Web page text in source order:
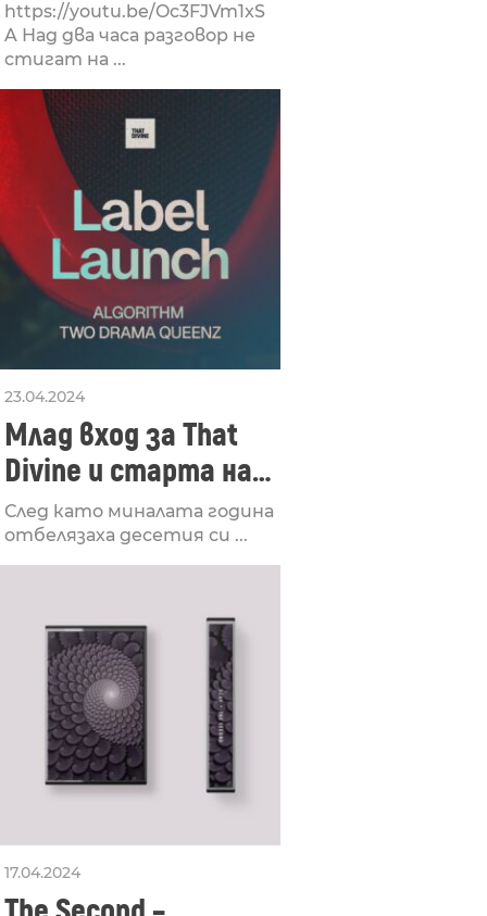
https://youtu.be/Oc3FJVm1xS
A Над два часа разговор не
стигат на ...
23.04.2024
Млад вход за That
Divine и старта на
лейбъла им
След като миналата година
отбелязаха десетия си ...
17.04.2024